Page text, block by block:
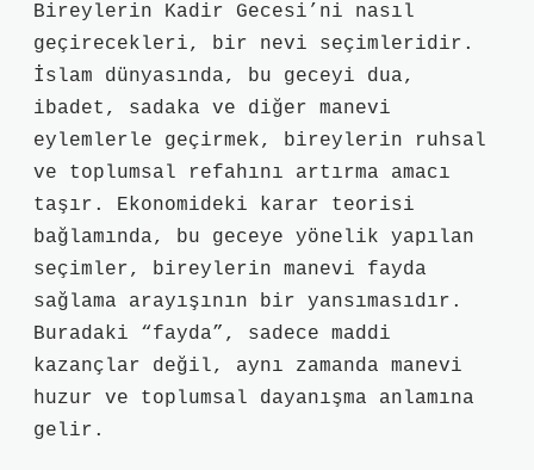
Bireylerin Kadir Gecesi’ni nasıl
geçirecekleri, bir nevi seçimleridir.
İslam dünyasında, bu geceyi dua,
ibadet, sadaka ve diğer manevi
eylemlerle geçirmek, bireylerin ruhsal
ve toplumsal refahını artırma amacı
taşır. Ekonomideki karar teorisi
bağlamında, bu geceye yönelik yapılan
seçimler, bireylerin manevi fayda
sağlama arayışının bir yansımasıdır.
Buradaki “fayda”, sadece maddi
kazançlar değil, aynı zamanda manevi
huzur ve toplumsal dayanışma anlamına
gelir.